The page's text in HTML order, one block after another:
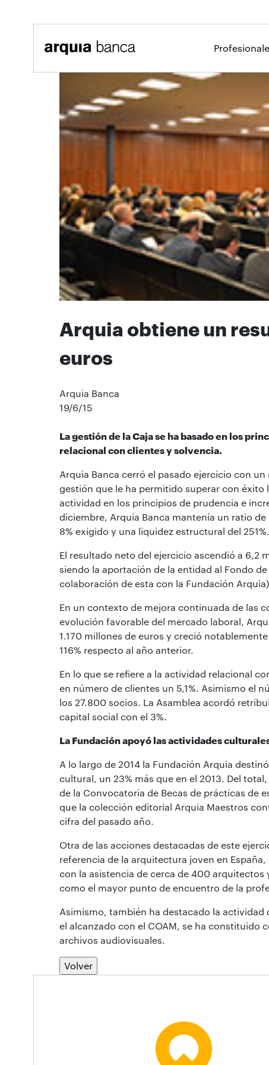
Arquia obtiene un
euros
Arquia Banca
19/6/15
La gestión de la Caja se ha basado en los
relacional con clientes y solvencia.
Arquia Banca cerró el pasado ejercicio con
gestión que le ha permitido superar con éxito
actividad en los principios de prudencia e
diciembre, Arquia Banca mantenía un ratio
8% exigido y una liquidez estructural del 251%.
El resultado neto del ejercicio ascendió a 6,2
siendo la aportación de la entidad al Fondo
colaboración de esta con la Fundación
En un contexto de mejora continuada de las
evolución favorable del mercado laboral,
1.170 millones de euros y creció
116% respecto al año anterior.
En lo que se refiere a la actividad relacional
en número de clientes un 5,1%. Asimismo el
los 27.800 socios. La Asamblea acordó
capital social con el 3%.
La Fundación apoyó las actividades
A lo largo de 2014 la Fundación Arquia
cultural, un 23% más que en el 2013. Del
de la Convocatoria de Becas de prácticas de
que la colección editorial Arquia Maestros
cifra del pasado año.
Otra de las acciones destacadas de este
referencia de la arquitectura joven en
con la asistencia de cerca de 400
como el mayor punto de encuentro de la
Asimismo, también ha destacado la
el alcanzado con el COAM, se ha constituido
archivos audiovisuales.
Volver